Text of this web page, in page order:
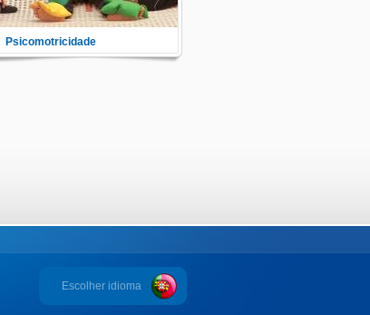
Psicomotricidade
Educação online da
Escolher idioma